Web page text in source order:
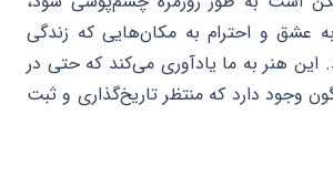
به عشق و احترام به مکان‌هایی که زندگی
این هنر به ما یادآوری می‌کند که حتی در
وجود دارد که منتظر تاریخ‌گذاری و ثبت